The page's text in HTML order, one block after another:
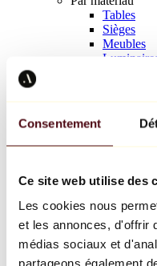
Consentement
Ce site web utilise des
Les cookies nous
et les annonces, d'offrir
médias sociaux et
partageons également
Tables
Sièges
Meubles
Richard
Keith
Jeff Koons
Jean-
Tous les
Œuvre de la semaine